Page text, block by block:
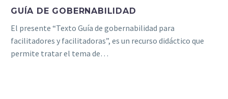
GUÍA DE GOBERNABILIDAD
El presente “Texto Guía de gobernabilidad para
facilitadores y facilitadoras”, es un recurso didáctico que
permite tratar el tema de…